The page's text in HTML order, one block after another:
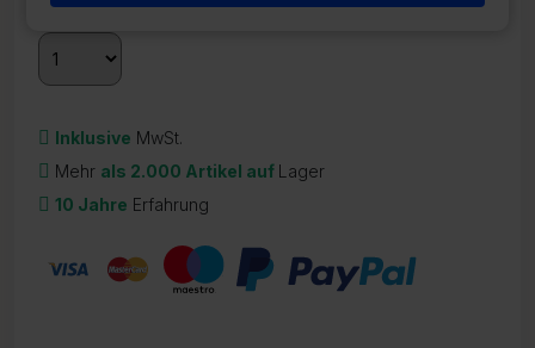
Inklusive MwSt.
Mehr als 2.000 Artikel auf Lager
10 Jahre Erfahrung
in